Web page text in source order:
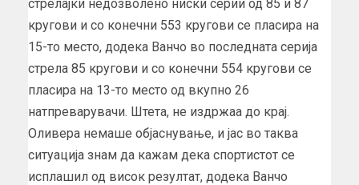
стрелајќи недозволено ниски серии од 85 и 87
кругови и со конечни 553 кругови се пласира на
15-то место, додека Ванчо во последната серија
стрела 85 кругови и со конечни 554 кругови се
пласира на 13-то место од вкупно 26
натпреварувачи. Штета, не издржаа до крај.
Оливера немаше објаснување, и јас во таква
ситуација знам да кажам дека спортистот се
исплашил од висок резултат, додека Ванчо